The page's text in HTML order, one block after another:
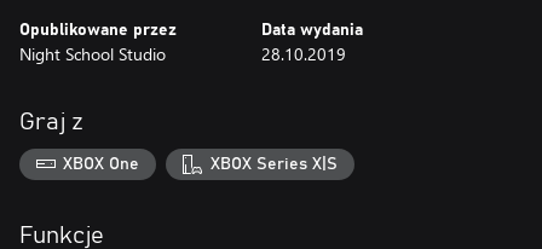
Opublikowane przez
Night School Studio
Data wydania
28.10.2019
Graj z
XBOX One XBOX Series X|S
Funkcje